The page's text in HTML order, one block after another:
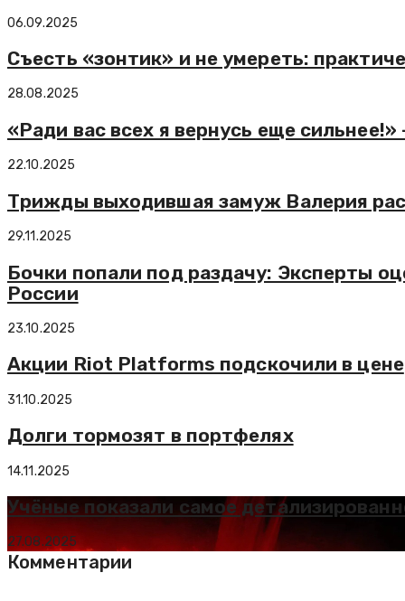
06.09.2025
Съесть «зонтик» и не умереть:
28.08.2025
«Ради вас всех я вернусь еще
22.10.2025
Трижды выходившая замуж Валерия
29.11.2025
Бочки попали под раздачу: Эксперты
России
23.10.2025
Акции Riot Platforms подскочили в цене
31.10.2025
Долги тормозят в портфелях
14.11.2025
Учёные показали самое
27.08.2025
Комментарии